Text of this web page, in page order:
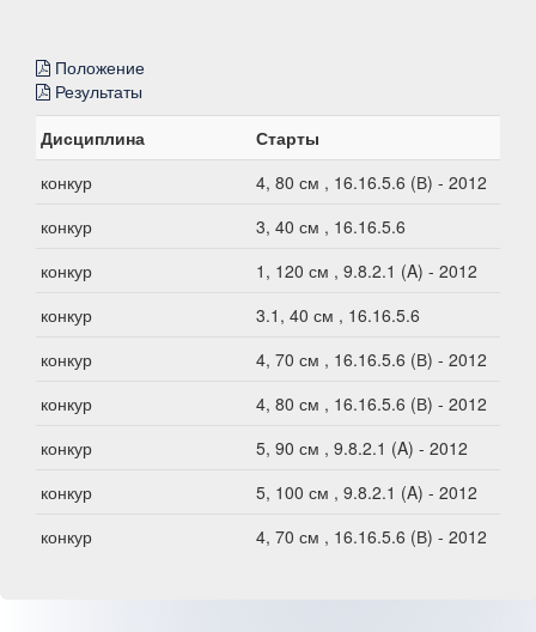
Положение
Результаты
Дисциплина
Старты
конкур
4, 80 см , 16.16.5.6 (В) - 2012
конкур
3, 40 см , 16.16.5.6
конкур
1, 120 см , 9.8.2.1 (A) - 2012
конкур
3.1, 40 см , 16.16.5.6
конкур
4, 70 см , 16.16.5.6 (В) - 2012
конкур
4, 80 см , 16.16.5.6 (В) - 2012
конкур
5, 90 см , 9.8.2.1 (A) - 2012
конкур
5, 100 см , 9.8.2.1 (A) - 2012
конкур
4, 70 см , 16.16.5.6 (В) - 2012